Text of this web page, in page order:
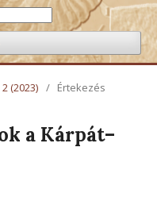
(2023) / Értekezés
a Kárpát–